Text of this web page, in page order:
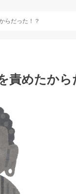
らだった！？
責めたから